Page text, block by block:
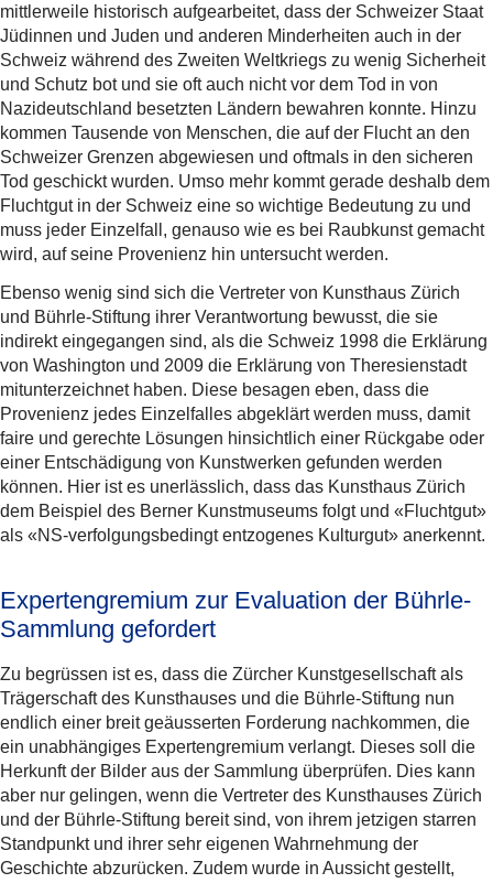
mittlerweile historisch aufgearbeitet, dass der Schweizer Staat
Jüdinnen und Juden und anderen Minderheiten auch in der
Schweiz während des Zweiten Weltkriegs zu wenig Sicherheit
und Schutz bot und sie oft auch nicht vor dem Tod in von
Nazideutschland besetzten Ländern bewahren konnte. Hinzu
kommen Tausende von Menschen, die auf der Flucht an den
Schweizer Grenzen abgewiesen und oftmals in den sicheren
Tod geschickt wurden. Umso mehr kommt gerade deshalb dem
Fluchtgut in der Schweiz eine so wichtige Bedeutung zu und
muss jeder Einzelfall, genauso wie es bei Raubkunst gemacht
wird, auf seine Provenienz hin untersucht werden.
Ebenso wenig sind sich die Vertreter von Kunsthaus Zürich
und Bührle-Stiftung ihrer Verantwortung bewusst, die sie
indirekt eingegangen sind, als die Schweiz 1998 die Erklärung
von Washington und 2009 die Erklärung von Theresienstadt
mitunterzeichnet haben. Diese besagen eben, dass die
Provenienz jedes Einzelfalles abgeklärt werden muss, damit
faire und gerechte Lösungen hinsichtlich einer Rückgabe oder
einer Entschädigung von Kunstwerken gefunden werden
können. Hier ist es unerlässlich, dass das Kunsthaus Zürich
dem Beispiel des Berner Kunstmuseums folgt und «Fluchtgut»
als «NS-verfolgungsbedingt entzogenes Kulturgut» anerkennt.
Expertengremium zur Evaluation der Bührle-
Sammlung gefordert
Zu begrüssen ist es, dass die Zürcher Kunstgesellschaft als
Trägerschaft des Kunsthauses und die Bührle-Stiftung nun
endlich einer breit geäusserten Forderung nachkommen, die
ein unabhängiges Expertengremium verlangt. Dieses soll die
Herkunft der Bilder aus der Sammlung überprüfen. Dies kann
aber nur gelingen, wenn die Vertreter des Kunsthauses Zürich
und der Bührle-Stiftung bereit sind, von ihrem jetzigen starren
Standpunkt und ihrer sehr eigenen Wahrnehmung der
Geschichte abzurücken. Zudem wurde in Aussicht gestellt,